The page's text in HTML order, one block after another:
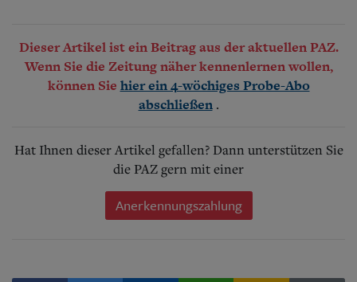
Dieser Artikel ist ein Beitrag aus der aktuellen PAZ.
Wenn Sie die Zeitung näher kennenlernen wollen,
können Sie hier ein 4-wöchiges Probe-Abo
abschließen .
Hat Ihnen dieser Artikel gefallen? Dann unterstützen Sie
die PAZ gern mit einer
Anerkennungszahlung